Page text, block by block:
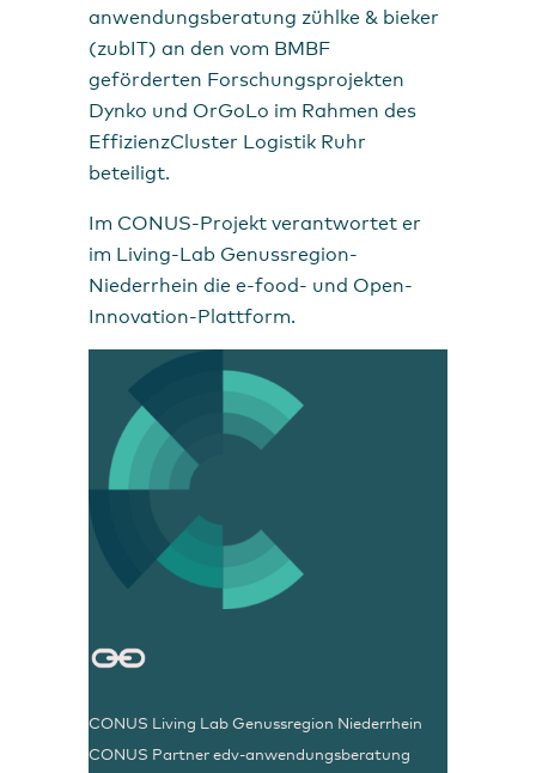
anwendungsberatung zühlke & bieker
(zubIT) an den vom BMBF
geförderten Forschungsprojekten
Dynko und OrGoLo im Rahmen des
EffizienzCluster Logistik Ruhr
beteiligt.
Im CONUS-Projekt verantwortet er
im Living-Lab Genussregion-
Niederrhein die e-food- und Open-
Innovation-Plattform.
CONUS Living Lab Genussregion Niederrhein
CONUS Partner edv-anwendungsberatung